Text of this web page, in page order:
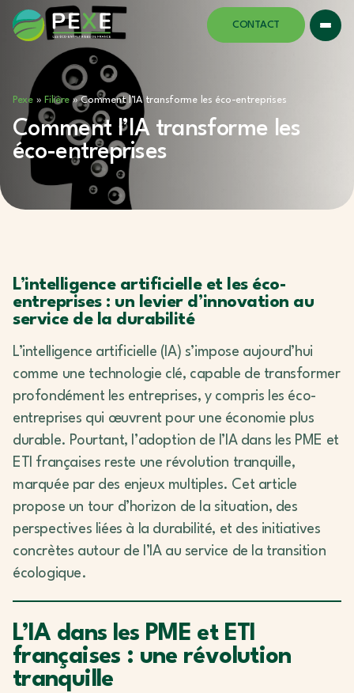
CONTACT
Pexe» Filière »Comment l’IA transforme les éco-entreprises
Comment l’IA transforme les
éco-entreprises
L’intelligence artificielle et les éco-
entreprises : un levier d’innovation au
service de la durabilité
L’intelligence artificielle (IA) s’impose aujourd’hui
comme une technologie clé, capable de transformer
profondément les entreprises, y compris les éco-
entreprises qui œuvrent pour une économie plus
durable. Pourtant, l’adoption de l’IA dans les PME et
ETI françaises reste une révolution tranquille,
marquée par des enjeux multiples. Cet article
propose un tour d’horizon de la situation, des
perspectives liées à la durabilité, et des initiatives
concrètes autour de l’IA au service de la transition
écologique.
L’IA dans les PME et ETI
françaises : une révolution
tranquille